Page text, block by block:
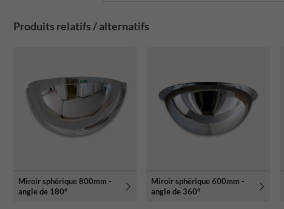
Produits relatifs / alternatifs
Miroir sphérique 800mm -
angle de 180°
Miroir sphérique 600mm -
angle de 360°